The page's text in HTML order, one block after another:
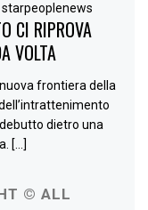
starpeoplenews
CI RIPROVA
VOLTA
frontiera della
dietro una
[…]
© ALL